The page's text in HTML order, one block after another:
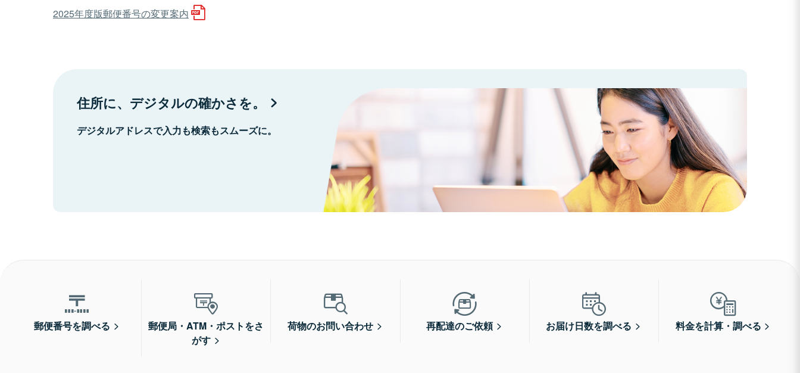
2025年度版郵便番号の変更案内
住所に、デジタルの確かさを。
デジタルアドレスで入力も検索もスムーズに。
郵便番号を調べる
郵便局・ATM・ポストをさ
がす
荷物のお問い合わせ 再配達のご依頼 お届け日数を調べる 料金を計算・調べる